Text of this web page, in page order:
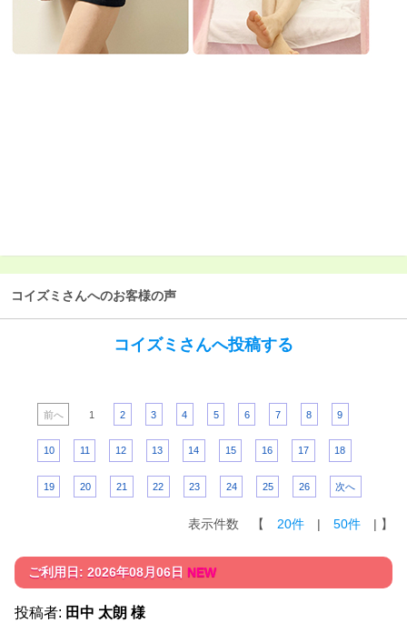
コイズミさんへのお客様の声
コイズミさんへ投稿する
前へ 1 2 3 4 5 6 7 8 9
10 11 12 13 14 15 16 17 18
19 20 21 22 23 24 25 26 次へ
表示件数 【 20件 | 50件 | 】
ご利用日: 2026年08月06日 NEW
投稿者: 田中 太朗 様